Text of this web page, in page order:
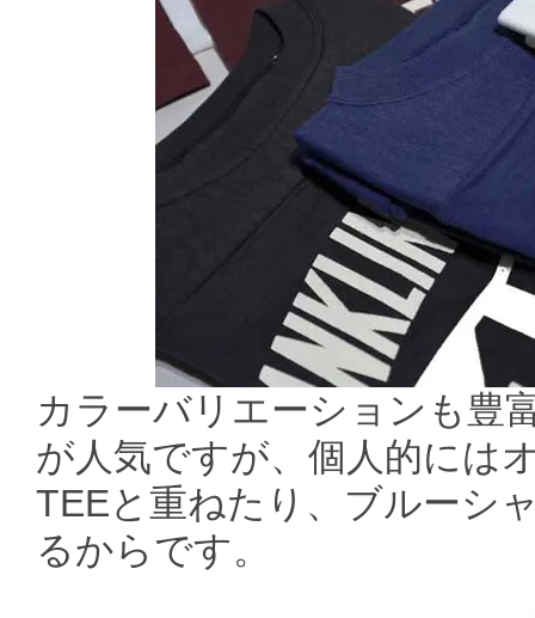
カラーバリエーションも豊
が人気ですが、個人的には
TEEと重ねたり、ブルーシ
るからです。